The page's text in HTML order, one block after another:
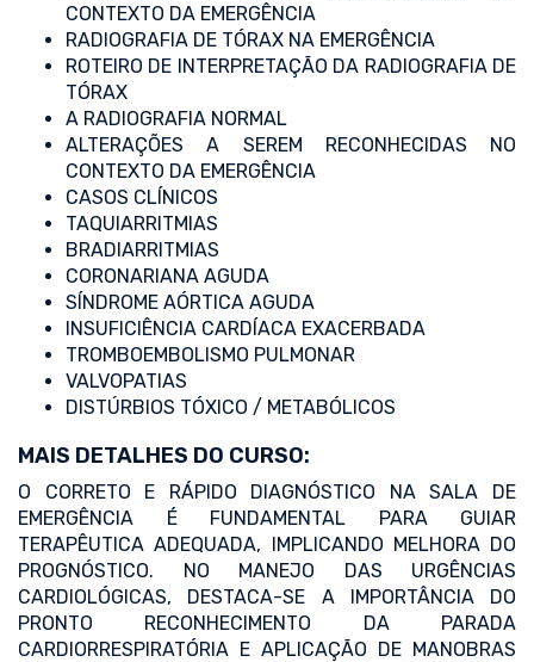
CONTEXTO DA EMERGÊNCIA
RADIOGRAFIA DE TÓRAX NA EMERGÊNCIA
ROTEIRO DE INTERPRETAÇÃO DA RADIOGRAFIA DE
TÓRAX
A RADIOGRAFIA NORMAL
ALTERAÇÕES A SEREM RECONHECIDAS NO
CONTEXTO DA EMERGÊNCIA
CASOS CLÍNICOS
TAQUIARRITMIAS
BRADIARRITMIAS
CORONARIANA AGUDA
SÍNDROME AÓRTICA AGUDA
INSUFICIÊNCIA CARDÍACA EXACERBADA
TROMBOEMBOLISMO PULMONAR
VALVOPATIAS
DISTÚRBIOS TÓXICO / METABÓLICOS
MAIS DETALHES DO CURSO:
O CORRETO E RÁPIDO DIAGNÓSTICO NA SALA DE
EMERGÊNCIA É FUNDAMENTAL PARA GUIAR
TERAPÊUTICA ADEQUADA, IMPLICANDO MELHORA DO
PROGNÓSTICO. NO MANEJO DAS URGÊNCIAS
CARDIOLÓGICAS, DESTACA-SE A IMPORTÂNCIA DO
PRONTO RECONHECIMENTO DA PARADA
CARDIORRESPIRATÓRIA E APLICAÇÃO DE MANOBRAS